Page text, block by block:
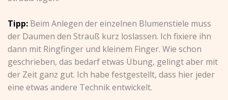
Tipp: Beim Anlegen der einzelnen Blumenstiele muss
der Daumen den Strauß kurz loslassen. Ich fixiere ihn
dann mit Ringfinger und kleinem Finger. Wie schon
geschrieben, das bedarf etwas Übung, gelingt aber mit
der Zeit ganz gut. Ich habe festgestellt, dass hier jeder
eine etwas andere Technik entwickelt.